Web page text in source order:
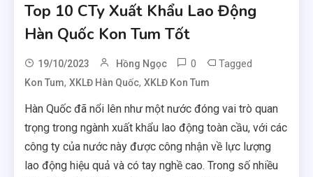
Top 10 CTy Xuất Khẩu Lao Động
Hàn Quốc Kon Tum Tốt
19/10/2023 Hồng Ngọc 0 Tagged
Kon Tum,XKLĐ Hàn Quốc,XKLĐ Kon Tum
Hàn Quốc đã nổi lên như một nước đóng vai trò quan
trọng trong ngành xuất khẩu lao động toàn cầu, với các
công ty của nước này được công nhận về lực lượng
lao động hiệu quả và có tay nghề cao. Trong số nhiều